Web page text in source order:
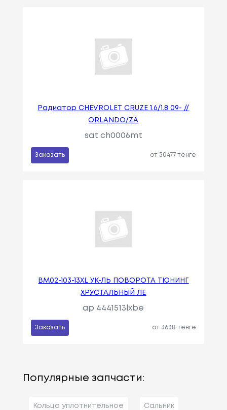
Радиатор CHEVROLET CRUZE 1.6/1.8 09- //
ORLANDO/ZA
sat ch0006mt
Заказать от 30477 тенге
BM02-103-13XL УК-ЛЬ ПОВОРОТА ТЮНИНГ
ХРУСТАЛЬНЫЙ ЛЕ
ap 4441513lxbe
Заказать от 3638 тенге
Популярные запчасти:
Кольцо уплотнительное Сальник